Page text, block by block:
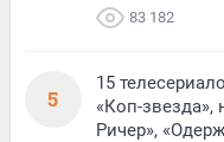
83 182
5
15
«Коп-
Ричер»,